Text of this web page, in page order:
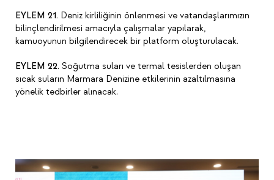
EYLEM 21. Deniz kirliliğinin önlenmesi ve vatandaşlarımızın
bilinçlendirilmesi amacıyla çalışmalar yapılarak,
kamuoyunun bilgilendirecek bir platform oluşturulacak.
EYLEM 22. Soğutma suları ve termal tesislerden oluşan
sıcak suların Marmara Denizine etkilerinin azaltılmasına
yönelik tedbirler alınacak.